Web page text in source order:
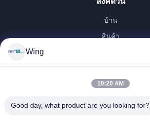
บ้าน
สินค้า
รายการ VR
เกี่ยวกับเรา
Wing
10:20 AM
Good day, what product are you looking for?